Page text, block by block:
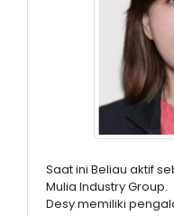
Saat ini Beliau aktif
Mulia Industry Group.
Desy memiliki